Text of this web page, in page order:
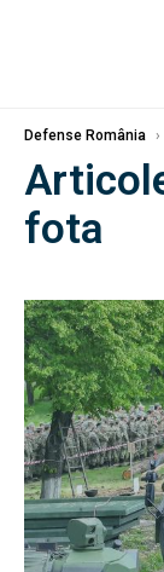
Defense România ›
fota